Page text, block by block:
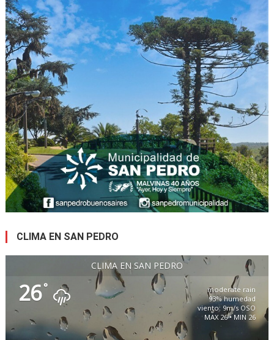
CLIMA EN SAN PEDRO
CLIMA EN SAN PEDRO
26°
moderate rain
93% humedad
viento: 9m/s OSO
MAX 26 • MIN 26